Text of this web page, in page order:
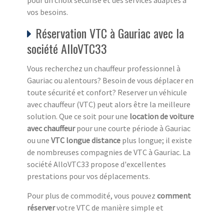
vos besoins.
Réservation VTC à Gauriac avec la
société AlloVTC33
Vous recherchez un chauffeur professionnel à
Gauriac ou alentours? Besoin de vous déplacer en
toute sécurité et confort? Reserver un véhicule
avec chauffeur (VTC) peut alors être la meilleure
solution. Que ce soit pour une location de voiture
avec chauffeurpour une courte période à Gauriac
ou une VTC longue distance plus longue; il existe
de nombreuses compagnies de VTC à Gauriac. La
société AlloVTC33 propose d'excellentes
prestations pour vos déplacements.
Pour plus de commodité, vous pouvez comment
réservervotre VTC de manière simple et